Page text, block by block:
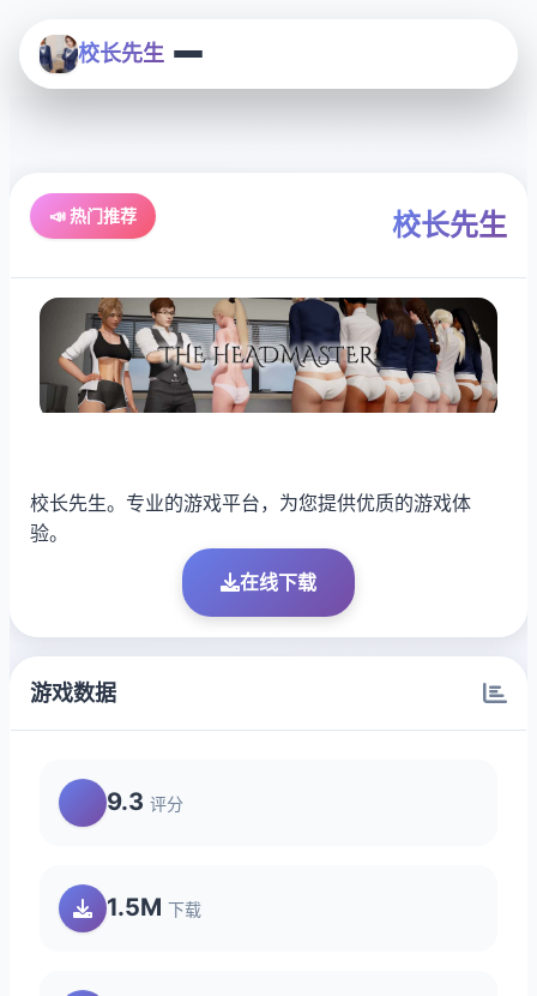
校长先生
📣 热门推荐 校长先生
校长先生。专业的游戏平台，为您提供优质的游戏体
验。
在线下载
游戏数据
9.3 评分
1.5M 下载